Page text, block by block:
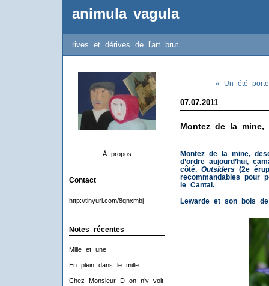
animula vagula
rives et dérives de l'art brut
À propos
Contact
http://tinyurl.com/8qnxmbj
Notes récentes
Mille et une
En plein dans le mille !
Chez Monsieur D on n’y voit
« Un été
07.07.2011
Montez de la mine,
Montez de la mine,
d’ordre aujourd’hui,
côté, Outsiders(2e
recommandables pour
le Cantal.
Lewarde et son bois